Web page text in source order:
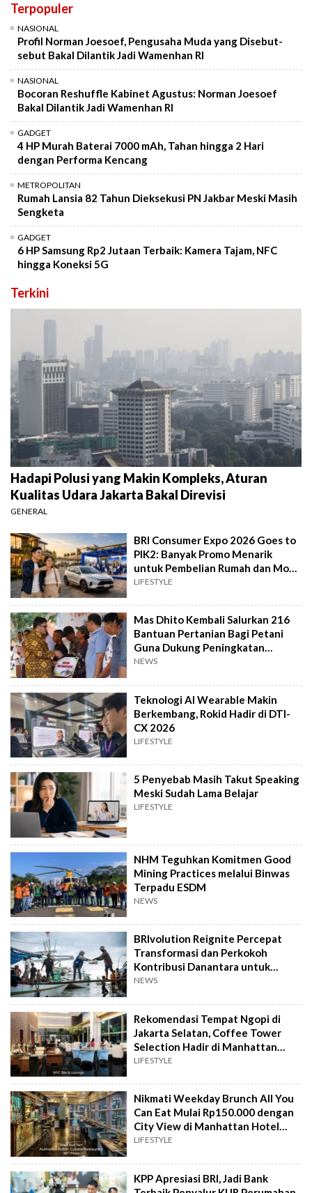
Terpopuler
NASIONAL
Profil Norman Joesoef, Pengusaha Muda yang Disebut-
sebut Bakal Dilantik Jadi Wamenhan RI
NASIONAL
Bocoran Reshuffle Kabinet Agustus: Norman Joesoef
Bakal Dilantik Jadi Wamenhan RI
GADGET
4 HP Murah Baterai 7000 mAh, Tahan hingga 2 Hari
dengan Performa Kencang
METROPOLITAN
Rumah Lansia 82 Tahun Dieksekusi PN Jakbar Meski Masih
Sengketa
GADGET
6 HP Samsung Rp2 Jutaan Terbaik: Kamera Tajam, NFC
hingga Koneksi 5G
Terkini
Hadapi Polusi yang Makin Kompleks, Aturan
Kualitas Udara Jakarta Bakal Direvisi
GENERAL
BRI Consumer Expo 2026 Goes to
PIK2: Banyak Promo Menarik
untuk Pembelian Rumah dan Mobil
Baru
LIFESTYLE
Mas Dhito Kembali Salurkan 216
Bantuan Pertanian Bagi Petani
Guna Dukung Peningkatan
Produksi
NEWS
Teknologi AI Wearable Makin
Berkembang, Rokid Hadir di DTI-
CX 2026
LIFESTYLE
5 Penyebab Masih Takut Speaking
Meski Sudah Lama Belajar
LIFESTYLE
NHM Teguhkan Komitmen Good
Mining Practices melalui Binwas
Terpadu ESDM
NEWS
BRIvolution Reignite Percepat
Transformasi dan Perkokoh
Kontribusi Danantara untuk
Ekonomi Nasional
NEWS
Rekomendasi Tempat Ngopi di
Jakarta Selatan, Coffee Tower
Selection Hadir di Manhattan
Hotel Jakarta
LIFESTYLE
Nikmati Weekday Brunch All You
Can Eat Mulai Rp150.000 dengan
City View di Manhattan Hotel
Jakarta
LIFESTYLE
KPP Apresiasi BRI, Jadi Bank